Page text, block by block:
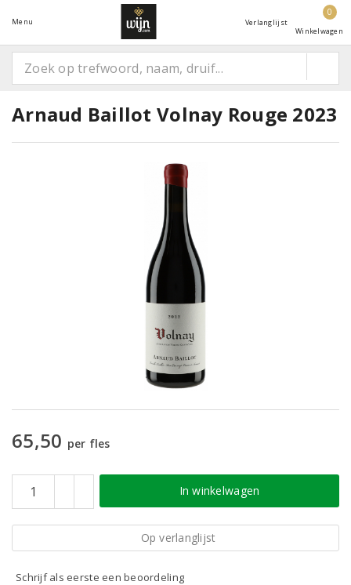
Menu Verlanglijst
0
Winkelwagen
Arnaud Baillot Volnay Rouge 2023
65,50 per fles
In winkelwagen
Op verlanglijst
Schrijf als eerste een beoordeling